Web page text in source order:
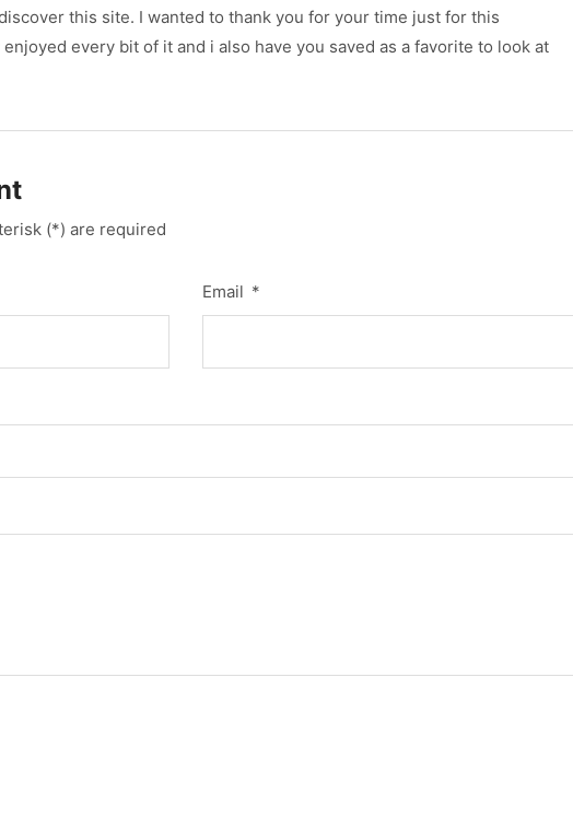
this site. I wanted to thank you for your time just for this
every bit of it and i also have you saved as a favorite to look at
(*) are required
Email *